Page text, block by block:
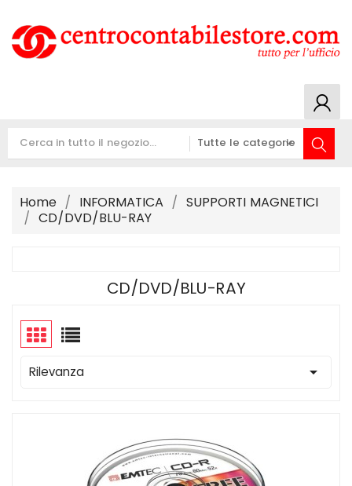
Home INFORMATICA
SUPPORTI MAGNETICI
CD/DVD/BLU-RAY
CD/DVD/BLU-RAY
Rilevanza 